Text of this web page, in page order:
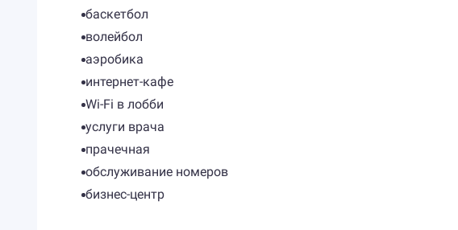
баскетбол
волейбол
аэробика
интернет-кафе
Wi-Fi в лобби
услуги врача
прачечная
обслуживание номеров
бизнес-центр